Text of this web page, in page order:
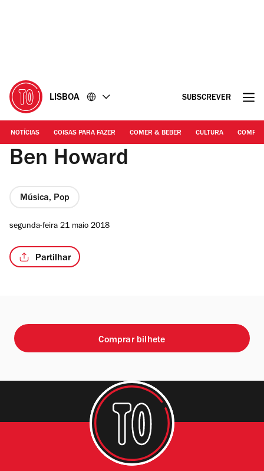
LISBOA SUBSCREVER
NOTÍCIAS COISAS PARA FAZER COMER & BEBER CULTURA
Ben Howard
Música, Pop
segunda-feira 21 maio 2018
Partilhar
Comprar bilhete